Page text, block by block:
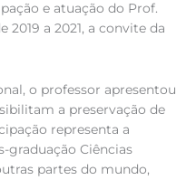
e atuação do Prof.
2019 a 2021, a convite da
o professor apresentou
a preservação de
representa a
graduação Ciências
partes do mundo,